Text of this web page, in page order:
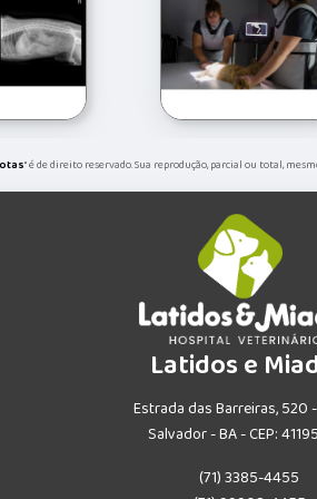
" é de direito reservado. Sua reprodução, parcial ou total,
Latidos e
Estrada das Barreiras, 520
Salvador - BA - CEP:
(71) 3385-4455